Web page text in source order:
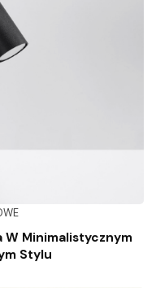
W Minimalistycznym
Stylu